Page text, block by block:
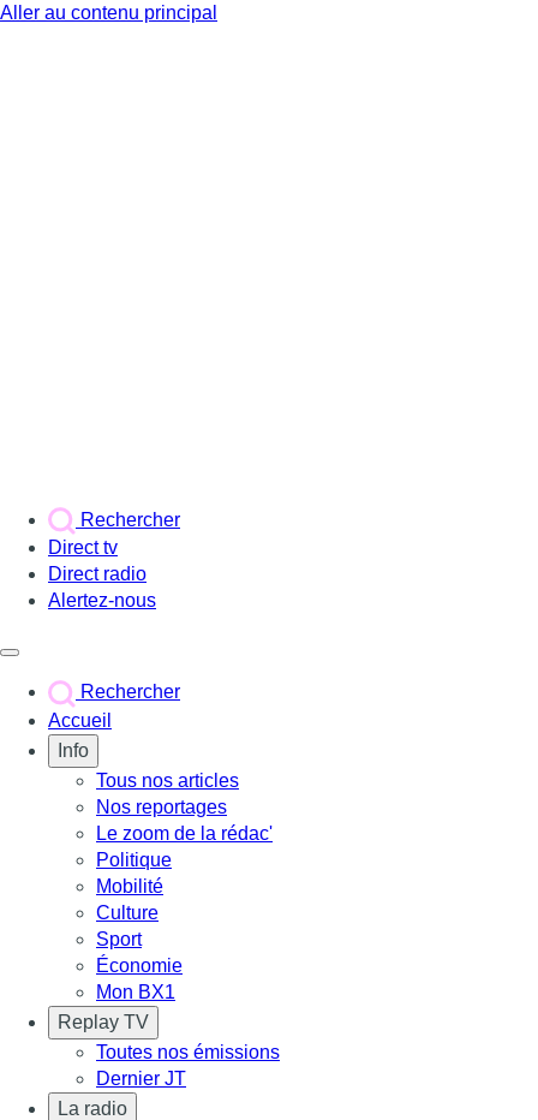
Aller au contenu principal
Rechercher
Direct tv
Direct radio
Alertez-nous
Rechercher
Accueil
Info
Tous nos articles
Nos reportages
Le zoom de la rédac'
Politique
Mobilité
Culture
Sport
Économie
Mon BX1
Replay TV
Toutes nos émissions
Dernier JT
La radio